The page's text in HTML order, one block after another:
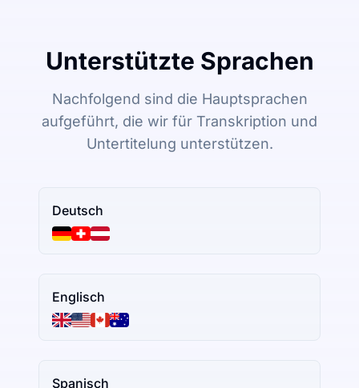
Unterstützte Sprachen
Nachfolgend sind die Hauptsprachen
aufgeführt, die wir für Transkription und
Untertitelung unterstützen.
Deutsch
Englisch
Spanisch